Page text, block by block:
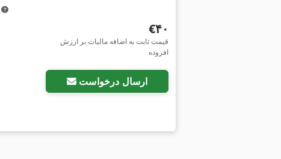
درخواست تصاویر بیشتر
‎€۴۰
قیمت ثابت به اضافه مالیات بر ارزش
افزوده
ارسال درخواست